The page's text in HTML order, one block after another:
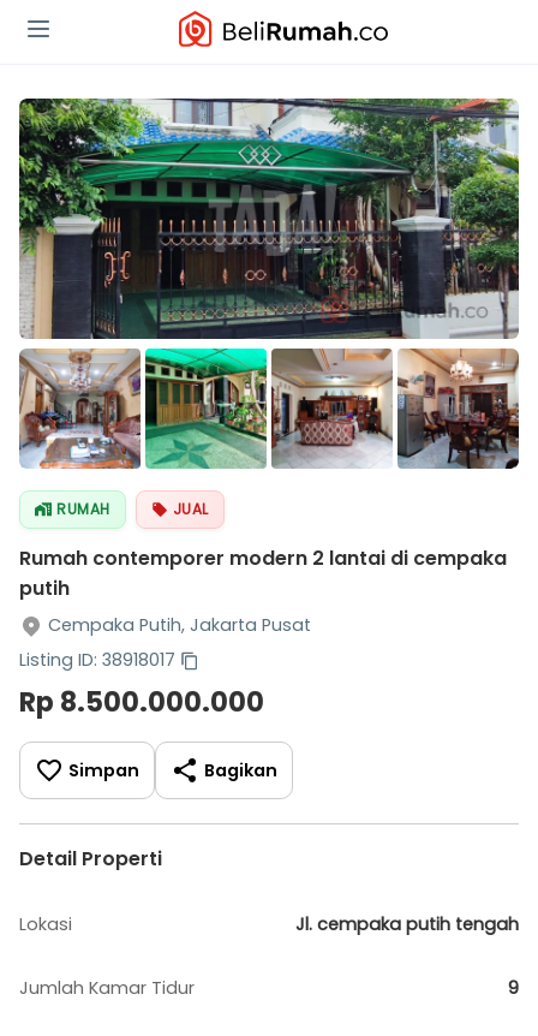
RUMAH JUAL
Rumah contemporer modern 2 lantai di cempaka
putih
Cempaka Putih, Jakarta Pusat
Listing ID: 38918017
Rp 8.500.000.000
Simpan Bagikan
Detail Properti
Lokasi Jl. cempaka putih tengah
Jumlah Kamar Tidur 9